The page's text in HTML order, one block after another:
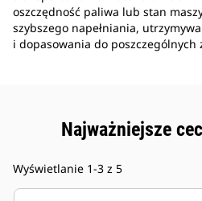
oszczędność paliwa lub stan
szybszego napełniania,
i dopasowania do poszczególnych
Najważniejsze
Wyświetlanie 1-3 z 5